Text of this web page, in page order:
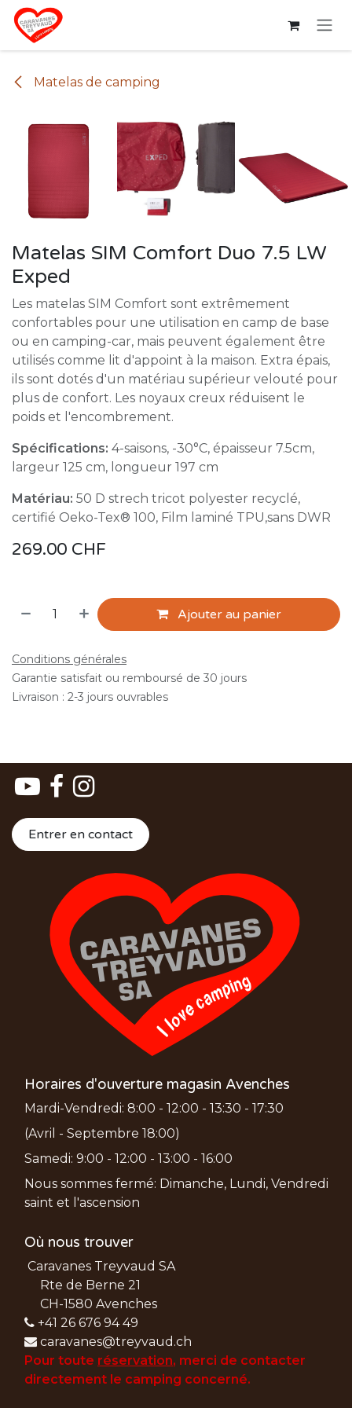
Se rendre au contenu
Matelas de camping
Matelas SIM Comfort Duo 7.5 LW
Exped
Les matelas SIM Comfort sont extrêmement
confortables pour une utilisation en camp de base
ou en camping-car, mais peuvent également être
utilisés comme lit d'appoint à la maison. Extra épais,
ils sont dotés d'un matériau supérieur velouté pour
plus de confort. Les noyaux creux réduisent le
poids et l'encombrement.
Spécifications: 4-saisons, -30°C, épaisseur 7.5cm,
largeur 125 cm, longueur 197 cm
Matériau: 50 D strech tricot polyester recyclé,
certifié Oeko-Tex® 100, Film laminé TPU,sans DWR
269.00 CHF
Ajouter au panier
Conditions générales
Garantie satisfait ou remboursé de 30 jours
Livraison : 2-3 jours ouvrables
Entrer en contact
Horaires d'ouverture magasin Avenches
Mardi-Vendredi: 8:00 - 12:00 - 13:30 - 17:30
(Avril - Septembre 18:00)
Samedi: 9:00 - 12:00 - 13:00 - 16:00
Nous sommes fermé: Dimanche, Lundi, Vendredi
saint et l'ascension
Où nous trouver
Caravanes Treyvaud SA
Rte de Berne 21
CH-1580 Avenches
+41 26 676 94 49
caravanes@treyvaud.ch
Pour toute réservation, merci de contacter
directement le camping concerné.